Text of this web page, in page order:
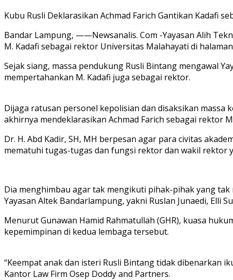
Kubu Rusli Deklarasikan Achmad Farich Gantikan Kadafi
Bandar Lampung, ——Newsanalis. Com -Yayasan Alih
M. Kadafi sebagai rektor Universitas Malahayati di
Sejak siang, massa pendukung Rusli Bintang mengawal
mempertahankan M. Kadafi juga sebagai rektor.
Dijaga ratusan personel kepolisian dan disaksikan massa
akhirnya mendeklarasikan Achmad Farich sebagai rektor
Dr. H. Abd Kadir, SH, MH berpesan agar para civitas
mematuhi tugas-tugas dan fungsi rektor dan wakil rektor
Dia menghimbau agar tak mengikuti pihak-pihak yang
Yayasan Altek Bandarlampung, yakni Ruslan Junaedi, Elli
Menurut Gunawan Hamid Rahmatullah (GHR), kuasa
kepemimpinan di kedua lembaga tersebut.
“Keempat anak dan isteri Rusli Bintang tidak dibenarkan
Kantor Law Firm Osep Doddy and Partners.